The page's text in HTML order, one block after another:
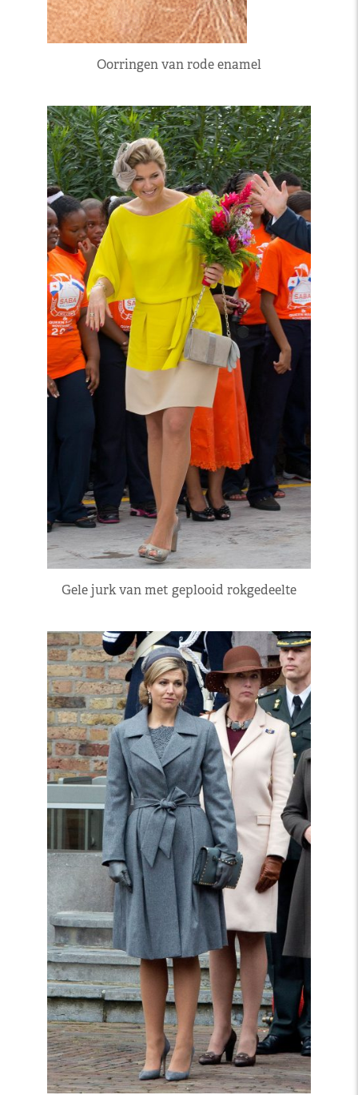
Oorringen van rode enamel
Gele jurk van met geplooid rokgedeelte